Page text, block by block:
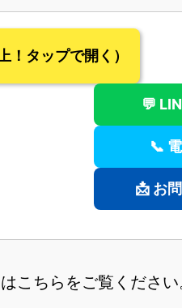
タップで開く）
💬
📞
📩 お
こちらをご覧ください